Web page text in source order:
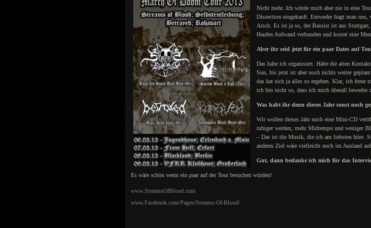
Nicht mehr. Ich würde mich aber nie in eine
Dissection eingekauft. Entweder fragt man
Arsch. Es ist ja so, der Bassist ist aus
Haufen Aufwand verbunden und kostet eine
Aber ihr seid jetzt für ein paar Dates auf
Das habe ich organisiert. Habe die alten
Sun, bis jetzt ist aber noch nichts weiter
das hat sich ja alles so ergeben. Klar, ich freue
ich bin nicht so, dass ich mich überall bewerbe
Was habt ihr denn dieses Jahr sonst noch
Wir wollen dieses Jahr noch eine Mini-CD
ruhiger werden, mehr Midtempo und weniger
– Das ist die Musik, die ich am liebsten höre.
anderes Ziel wäre vielleicht noch im Ausland
Gut, dann bedanke ich mich für das
Es wäre schön wenn ein paar auf der Tour besuchen würden!
www.StreamsOfBlood.com
www.Facebook.com/Pages/Streams-Of-Blood/